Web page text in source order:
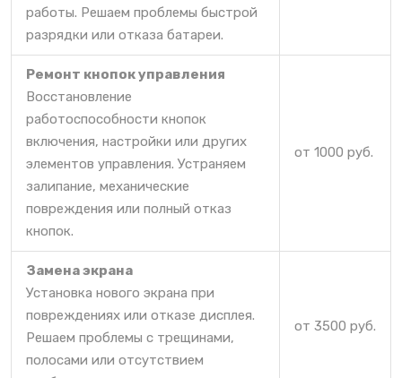
работы. Решаем проблемы быстрой
разрядки или отказа батареи.
Ремонт кнопок управления
Восстановление
работоспособности кнопок
включения, настройки или других
элементов управления. Устраняем
залипание, механические
повреждения или полный отказ
кнопок.
от 1000 руб.
Замена экрана
Установка нового экрана при
повреждениях или отказе дисплея.
Решаем проблемы с трещинами,
полосами или отсутствием
от 3500 руб.